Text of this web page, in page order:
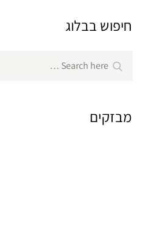
חיפוש בבלוג
for:
Search
מבזקים